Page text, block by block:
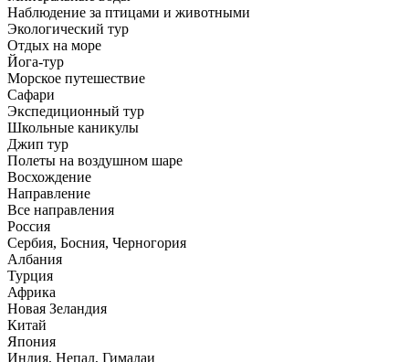
Наблюдение за птицами и животными
Экологический тур
Отдых на море
Йога-тур
Морское путешествие
Сафари
Экспедиционный тур
Школьные каникулы
Джип тур
Полеты на воздушном шаре
Восхождение
Направлениe
Все направления
Россия
Сербия, Босния, Черногория
Албания
Турция
Африка
Новая Зеландия
Китай
Япония
Индия, Непал, Гималаи